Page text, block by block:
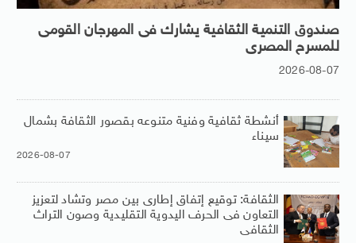
صندوق التنمية الثقافية يشارك فى المهرجان القومى
للمسرح المصرى
2026-08-07
أنشطة ثقافية وفنية متنوعه بقصور الثقافة بشمال
سيناء
2026-08-07
الثقافة: توقيع إتفاق إطارى بين مصر وتشاد لتعزيز
التعاون فى الحرف اليدوية التقليدية وصون التراث
الثقافى